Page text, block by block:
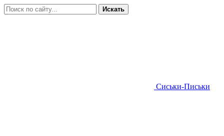
Искать
Сиськи-Письки